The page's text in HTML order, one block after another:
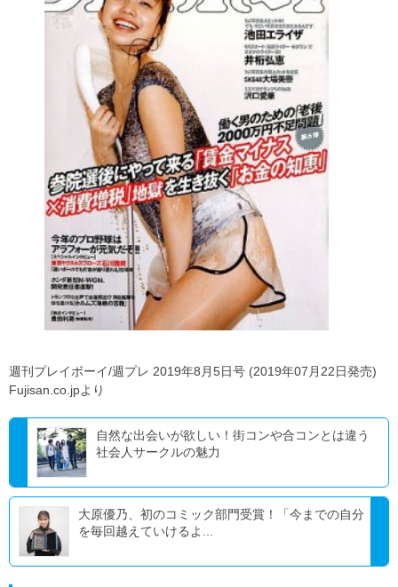
週刊プレイボーイ/週プレ 2019年8月5日号 (2019年07月22日発売)
Fujisan.co.jpより
自然な出会いが欲しい！街コンや合コンとは違う
社会人サークルの魅力
大原優乃、初のコミック部門受賞！「今までの自分
を毎回越えていけるよ...